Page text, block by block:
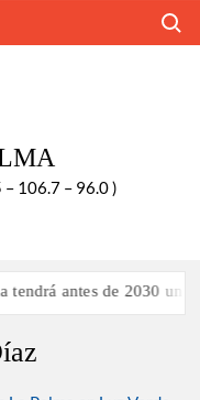
106.7 – 96.0 )
antes de 2030 un